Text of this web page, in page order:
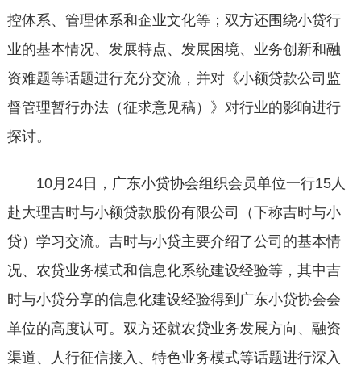
控体系、管理体系和企业文化等；双方还围绕小贷行
业的基本情况、发展特点、发展困境、业务创新和融
资难题等话题进行充分交流，并对《小额贷款公司监
督管理暂行办法（征求意见稿）》对行业的影响进行
探讨。
10月24日，广东小贷协会组织会员单位一行15人
赴大理吉时与小额贷款股份有限公司（下称吉时与小
贷）学习交流。吉时与小贷主要介绍了公司的基本情
况、农贷业务模式和信息化系统建设经验等，其中吉
时与小贷分享的信息化建设经验得到广东小贷协会会
单位的高度认可。双方还就农贷业务发展方向、融资
渠道、人行征信接入、特色业务模式等话题进行深入